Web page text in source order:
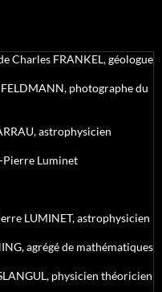
Charles FRANKEL, géologue
photographe du
astrophysicien
Pierre Luminet
LUMINET, astrophysicien
agrégé de mathématiques
physicien théoricien